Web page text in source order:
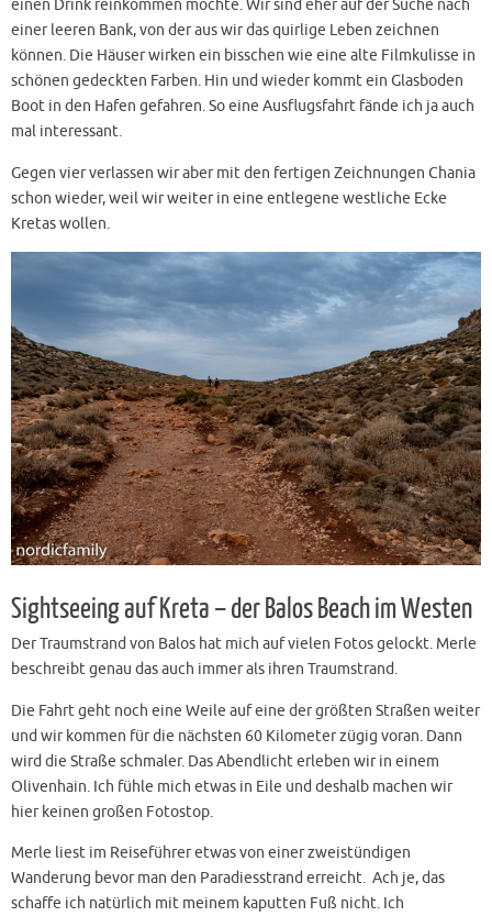
einen Drink reinkommen möchte. Wir sind eher auf der Suche nach
einer leeren Bank, von der aus wir das quirlige Leben zeichnen
können. Die Häuser wirken ein bisschen wie eine alte Filmkulisse in
schönen gedeckten Farben. Hin und wieder kommt ein Glasboden
Boot in den Hafen gefahren. So eine Ausflugsfahrt fände ich ja auch
mal interessant.
Gegen vier verlassen wir aber mit den fertigen Zeichnungen Chania
schon wieder, weil wir weiter in eine entlegene westliche Ecke
Kretas wollen.
Sightseeing auf Kreta – der Balos Beach im Westen
Der Traumstrand von Balos hat mich auf vielen Fotos gelockt. Merle
beschreibt genau das auch immer als ihren Traumstrand.
Die Fahrt geht noch eine Weile auf eine der größten Straßen weiter
und wir kommen für die nächsten 60 Kilometer zügig voran. Dann
wird die Straße schmaler. Das Abendlicht erleben wir in einem
Olivenhain. Ich fühle mich etwas in Eile und deshalb machen wir
hier keinen großen Fotostop.
Merle liest im Reiseführer etwas von einer zweistündigen
Wanderung bevor man den Paradiesstrand erreicht. Ach je, das
schaffe ich natürlich mit meinem kaputten Fuß nicht. Ich